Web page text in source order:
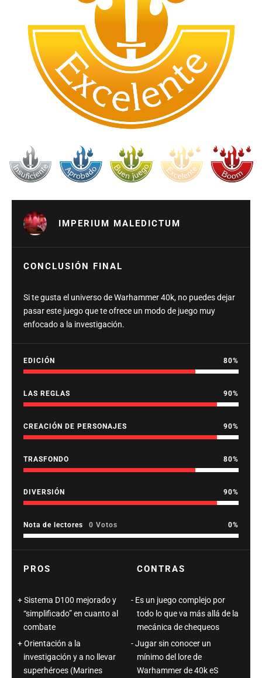
IMPERIUM MALEDICTUM
CONCLUSIÓN FINAL
Si te gusta el universo de Warhammer 40k, no puedes dejar
pasar este juego que te ofrece un modo de juego muy
enfocado a la investigación.
EDICIÓN 80
LAS REGLAS 90
CREACIÓN DE PERSONAJES 90
TRASFONDO 80
DIVERSIÓN 90
Nota de lectores 0 Votos 0
PROS
Sistema D100 mejorado y
“simplificado” en cuanto al
combate
Orientación a la
investigación y a no llevar
superhéroes (Marines
CONTRAS
Es un juego complejo por
todo lo que va más allá de la
mecánica de chequeos
Jugar sin conocer un
mínimo del lore de
Warhammer de 40k eS